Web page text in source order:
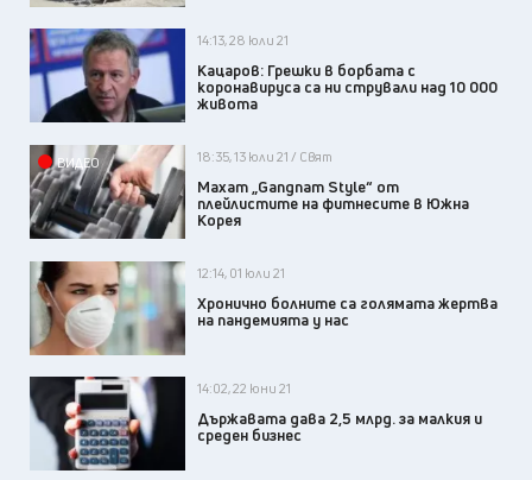
14:13, 28 юли 21
Кацаров: Грешки в борбата с
коронавируса са ни стрували над 10 000
живота
ВИДЕО 18:35, 13 юли 21 / Свят
Махат „Gangnam Style“ от
плейлистите на фитнесите в Южна
Корея
12:14, 01 юли 21
Хронично болните са голямата жертва
на пандемията у нас
14:02, 22 юни 21
Държавата дава 2,5 млрд. за малкия и
среден бизнес